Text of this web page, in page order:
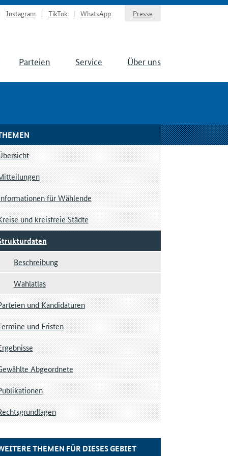
Instagram TikTok WhatsApp Presse
Parteien Service Über uns
für Wählende
und kreisfreie Städte
Beschreibung
Wahlatlas
und Kandidaturen
und Fristen
Abgeordnete
THEMEN FÜR DIESES GEBIET